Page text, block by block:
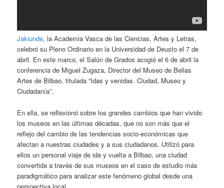
Jakiunde, la Academia Vasca de las Ciencias, Artes y Letras,
celebró su Pleno Ordinario en la Universidad de Deusto el 7 de
abril. En este marco, el Salón de Grados acogió el 6 de abril la
conferencia de Miguel Zugaza, Director del Museo de Bellas
Artes de Bilbao, titulada “Idas y venidas. Ciudad, Museo y
Ciudadanía”.
En ella, se reflexionó sobre los grandes cambios que han vivido
los museos en las últimas décadas, que no son más que el
reflejo del cambio de las tendencias socio-económicas que
afectan a nuestras ciudades y a sus ciudadanos. Utilizó para
ellos un personal viaje de ida y vuelta a Bilbao, una ciudad
convertida a través de sus museos en el caso de estudio más
paradigmático para analizar este fenómeno global desde una
perspectiva local.